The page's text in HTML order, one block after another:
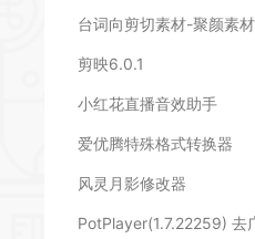
台词向剪切素材-聚颜素
剪映6.0.1
小红花直播音效助手
爱优腾特殊格式转换器
风灵月影修改器
PotPlayer(1.7.22259) 去